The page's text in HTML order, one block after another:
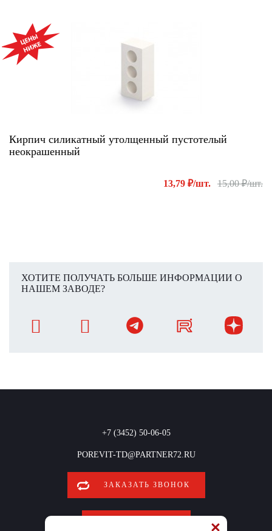
АКЦИЯ!
Кирпич силикатный утолщенный пустотелый
неокрашенный
13,79 ₽/шт. 15,00 ₽/шт.
ХОТИТЕ ПОЛУЧАТЬ БОЛЬШЕ ИНФОРМАЦИИ О
НАШЕМ ЗАВОДЕ?
+7 (3452) 50-06-05
POREVIT-TD@PARTNER72.RU
ЗАКАЗАТЬ ЗВОНОК